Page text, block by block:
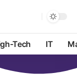
Tech IT